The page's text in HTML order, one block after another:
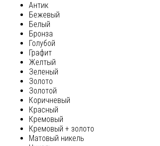
Антик
Бежевый
Белый
Бронза
Голубой
Графит
Желтый
Зеленый
Золото
Золотой
Коричневый
Красный
Кремовый
Кремовый + золото
Матовый никель